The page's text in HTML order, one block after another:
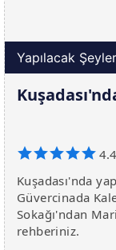
Yapılacak Şeyler
Kuşadası'nda
Güvercinada
Sokağı'ndan
rehberiniz.